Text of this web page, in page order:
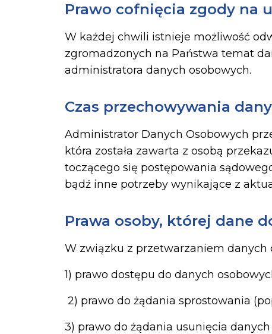
Prawo cofnięcia zgody na
W każdej chwili istnieje możliwość
zgromadzonych na Państwa temat
administratora danych osobowych.
Czas przechowywania
Administrator Danych Osobowych
która została zawarta z osobą
toczącego się postępowania
bądź inne potrzeby wynikające z
Prawa osoby, której dane
W związku z przetwarzaniem danych
1) prawo dostępu do danych
2) prawo do żądania sprostowania
3) prawo do żądania usunięcia